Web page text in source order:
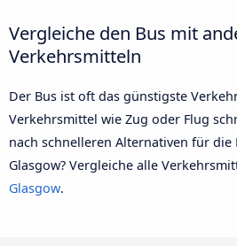
Vergleiche den Bus mit
Verkehrsmitteln
Der Bus ist oft das günstigste
Verkehrsmittel wie Zug oder Flug
nach schnelleren Alternativen für die
Glasgow? Vergleiche alle
Glasgow.